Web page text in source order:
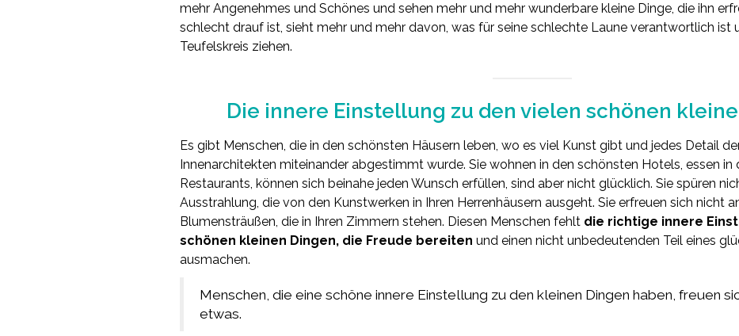
mehr Angenehmes und Schönes und sehen mehr und mehr wunderbare kleine Dinge, die ihn
schlecht drauf ist, sieht mehr und mehr davon, was für seine schlechte Laune verantwortlich ist
Teufelskreis ziehen.
Die innere Einstellung zu den vielen schönen
Es gibt Menschen, die in den schönsten Häusern leben, wo es viel Kunst gibt und jedes Detail
Innenarchitekten miteinander abgestimmt wurde. Sie wohnen in den schönsten Hotels, essen in
Restaurants, können sich beinahe jeden Wunsch erfüllen, sind aber nicht glücklich. Sie spüren
Ausstrahlung, die von den Kunstwerken in Ihren Herrenhäusern ausgeht. Sie erfreuen sich nicht
Blumensträußen, die in Ihren Zimmern stehen. Diesen Menschen fehlt die richtige innere
schönen kleinen Dingen, die Freude bereiten und einen nicht unbedeutenden Teil eines
ausmachen.
Menschen, die eine schöne innere Einstellung zu den kleinen Dingen haben, freuen
etwas.